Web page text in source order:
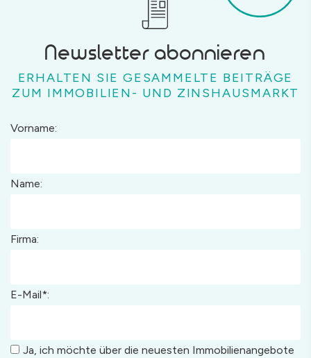
Newsletter abonnieren
ERHALTEN SIE GESAMMELTE BEITRÄGE
ZUM IMMOBILIEN- UND ZINSHAUSMARKT
Vorname:
Name:
Firma:
E-Mail*:
Ja, ich möchte über die neuesten Immobilienangebote